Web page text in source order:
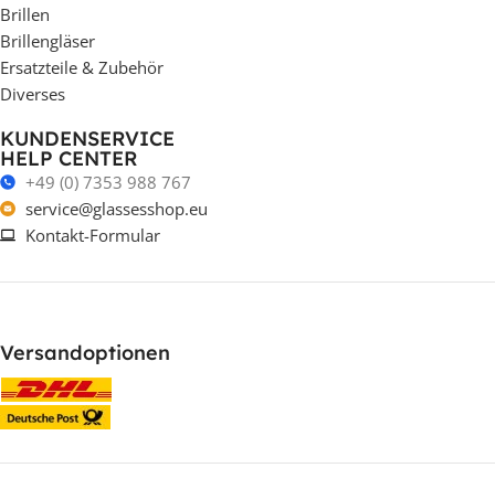
Brillen
Brillengläser
Ersatzteile & Zubehör
Diverses
KUNDENSERVICE
HELP CENTER
+49 (0) 7353 988 767
service@glassesshop.eu
Kontakt-Formular
Versandoptionen